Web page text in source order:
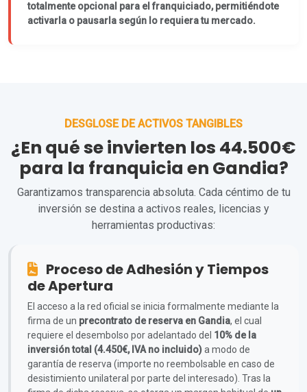
totalmente opcional para el franquiciado, permitiéndote
activarla o pausarla según lo requiera tu mercado.
DESGLOSE DE ACTIVOS TANGIBLES
¿En qué se invierten los 44.500€
para la franquicia en Gandia?
Garantizamos transparencia absoluta. Cada céntimo de tu
inversión se destina a activos reales, licencias y
herramientas productivas:
Proceso de Adhesión y Tiempos
de Apertura
El acceso a la red oficial se inicia formalmente mediante la
firma de un precontrato de reserva en Gandia, el cual
requiere el desembolso por adelantado del 10% de la
inversión total (4.450€, IVA no incluido)a modo de
garantía de reserva (importe no reembolsable en caso de
desistimiento unilateral por parte del interesado). Tras la